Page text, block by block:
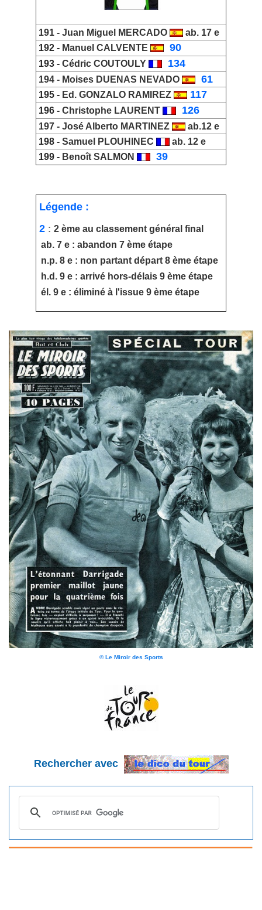
191 - Juan Miguel MERCADO
ab. 17 e
192 - Manuel CALVENTE 90
193 - Cédric COUTOULY 134
194 - Moises DUENAS NEVADO 61
195 - Ed. GONZALO RAMIREZ 117
196 - Christophe LAURENT 126
197 - José Alberto MARTINEZ
ab.12 e
198 - Samuel PLOUHINEC
ab. 12 e
199 - Benoît SALMON 39
Légende :
2 : 2 ème au classement général final
ab. 7 e : abandon 7 ème étape
n.p. 8 e : non partant départ 8 ème étape
h.d. 9 e : arrivé hors-délais 9 ème étape
él. 9 e : éliminé à l'issue 9 ème étape
© Le Miroir des Sports
Rechercher avec